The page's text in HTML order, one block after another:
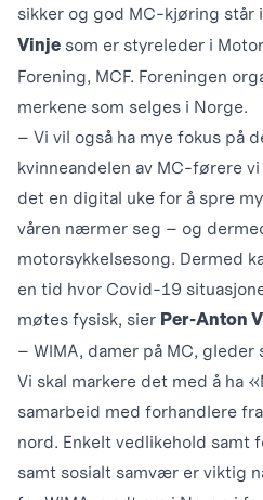
sikker og god MC-kjøring står
Vinje som er styreleder i
Forening, MCF. Foreningen
merkene som selges i Norge.
– Vi vil også ha mye fokus på
kvinneandelen av MC-førere
det en digital uke for å spre
våren nærmer seg – og
motorsykkelsesong. Dermed
en tid hvor Covid-19
møtes fysisk, sier Per-Anton
– WIMA, damer på MC,
Vi skal markere det med å ha
samarbeid med forhandlere
nord. Enkelt vedlikehold
samt sosialt samvær er viktig